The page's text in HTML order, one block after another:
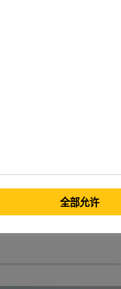
满举行
全部允许